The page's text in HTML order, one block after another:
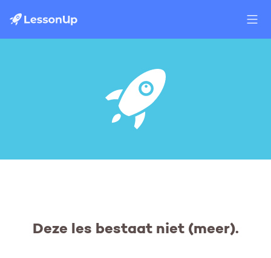
Deze les bestaat niet (meer).